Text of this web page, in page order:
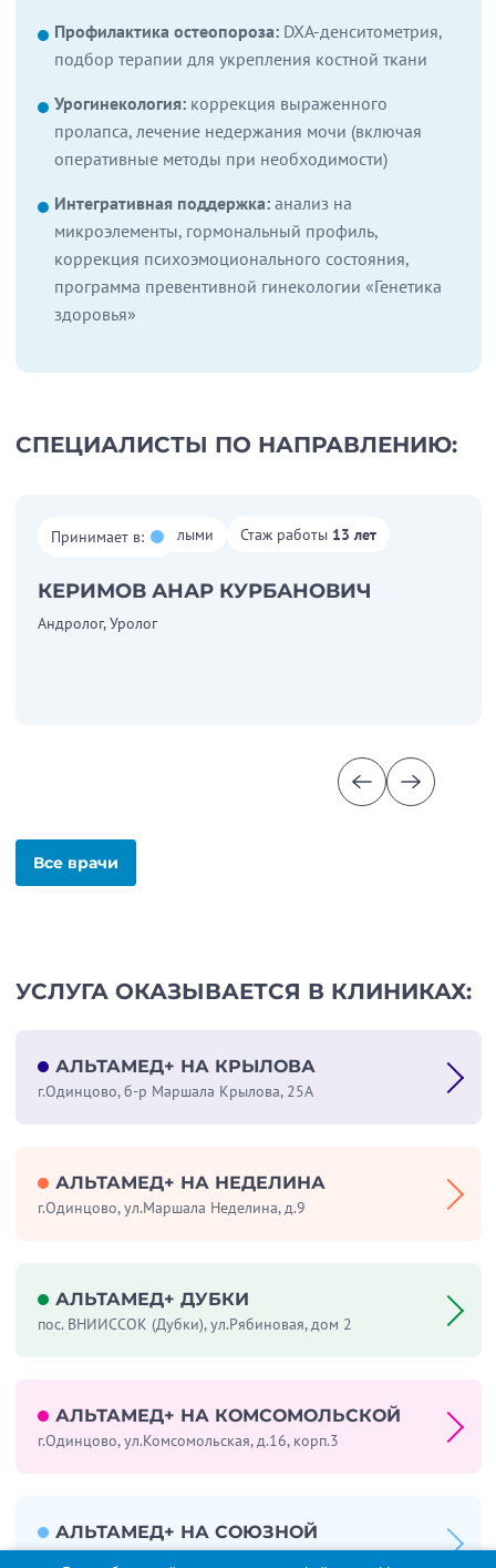
Профилактика остеопороза: DXA-денситометрия,
подбор терапии для укрепления костной ткани
Урогинекология:коррекция выраженного
пролапса, лечение недержания мочи (включая
оперативные методы при необходимости)
Интегративная поддержка: анализ на
микроэлементы, гормональный профиль,
коррекция психоэмоционального состояния,
программа превентивной гинекологии «Генетика
здоровья»
СПЕЦИАЛИСТЫ ПО НАПРАВЛЕНИЮ:
Принимает в:
Работает со взрослыми Стаж работы 13 лет
КЕРИМОВ АНАР КУРБАНОВИЧ
Андролог, Уролог
Все врачи
УСЛУГА ОКАЗЫВАЕТСЯ В КЛИНИКАХ:
АЛЬТАМЕД+ НА КРЫЛОВА
г.Одинцово, б-р Маршала Крылова, 25А
АЛЬТАМЕД+ НА НЕДЕЛИНА
г.Одинцово, ул.Маршала Неделина, д.9
АЛЬТАМЕД+ ДУБКИ
пос. ВНИИССОК (Дубки), ул.Рябиновая, дом 2
АЛЬТАМЕД+ НА КОМСОМОЛЬСКОЙ
г.Одинцово, ул.Комсомольская, д.16, корп.3
АЛЬТАМЕД+ НА СОЮЗНОЙ